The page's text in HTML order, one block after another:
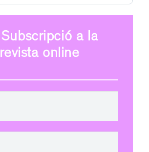
Subscripció a la
revista online